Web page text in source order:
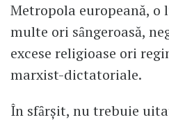
Metropola europeană, o
multe ori sȃngeroasă,
excese religioase ori
marxist-dictatoriale.
În sfȃrşit, nu trebuie